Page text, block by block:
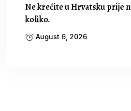
Ne krećite u Hrvatsku prije
koliko.
August 6, 2026